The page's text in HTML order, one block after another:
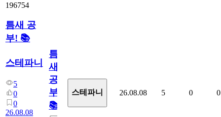
196754
틈새 공
부! 📚
스테파니
5
0
0
26.08.08
틈
새
공
부!
📚
스테파니 26.08.08 5 0 0